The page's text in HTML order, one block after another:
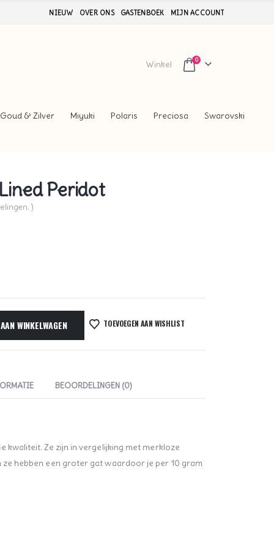
NIEUW OVER ONS GASTENBOEK MIJN ACCOUNT
Winkel 0
Goud & Zilver Miyuki Polaris Preciosa Swarovski
Peridot
)
WINKELWAGEN TOEVOEGEN AAN WISHLIST
BEOORDELINGEN (0)
kwaliteit. Ze zijn in vergelijking met merkloze
hebben een groter gat waardoor je per 10 gram